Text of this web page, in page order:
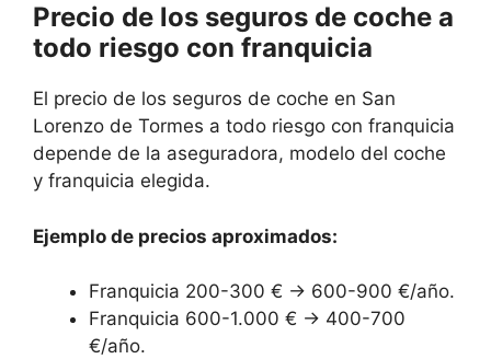
Precio de los seguros de coche a
todo riesgo con franquicia
El precio de los seguros de coche en San
Lorenzo de Tormes a todo riesgo con franquicia
depende de la aseguradora, modelo del coche
y franquicia elegida.
Ejemplo de precios aproximados:
Franquicia 200-300 € → 600-900 €/año.
Franquicia 600-1.000 € → 400-700
€/año.